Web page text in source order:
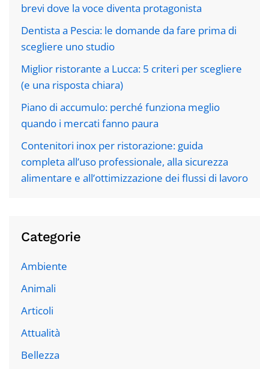
brevi dove la voce diventa protagonista
Dentista a Pescia: le domande da fare prima di
scegliere uno studio
Miglior ristorante a Lucca: 5 criteri per scegliere
(e una risposta chiara)
Piano di accumulo: perché funziona meglio
quando i mercati fanno paura
Contenitori inox per ristorazione: guida
completa all’uso professionale, alla sicurezza
alimentare e all’ottimizzazione dei flussi di lavoro
Categorie
Ambiente
Animali
Articoli
Attualità
Bellezza